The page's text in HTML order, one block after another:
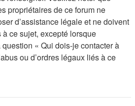
propriétaires de ce forum ne
d’assistance légale et ne doivent
ce sujet, excepté lorsque
question « Qui dois-je contacter à
ou d’ordres légaux liés à ce